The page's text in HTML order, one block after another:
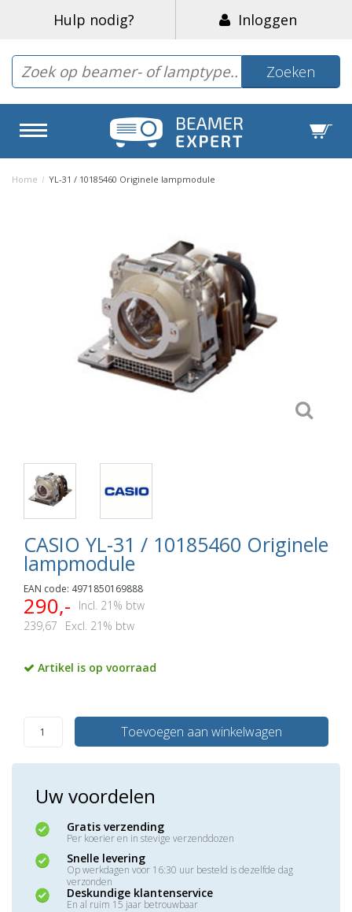
Hulp nodig? Inloggen
Zoeken
Home / YL-31 / 10185460 Originele lampmodule
CASIO YL-31 / 10185460 Originele
lampmodule
EAN code: 4971850169888
290,-
Incl. 21% btw
239,67
Excl. 21% btw
Artikel is op voorraad
Toevoegen aan winkelwagen
Uw voordelen
Gratis verzending
Per koerier en in stevige verzenddozen
Snelle levering
Op werkdagen voor 16:30 uur besteld is dezelfde dag
verzonden
Deskundige klantenservice
En al ruim 15 jaar betrouwbaar